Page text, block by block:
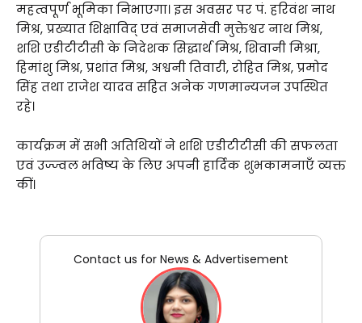
महत्वपूर्ण भूमिका निभाएगा। इस अवसर पर पं. हरिवंश नाथ
मिश्र, प्रख्यात शिक्षाविद् एवं समाजसेवी मुक्तेश्वर नाथ मिश्र,
शशि एडीटीटीसी के निदेशक सिद्धार्थ मिश्र, शिवानी मिश्रा,
हिमांशु मिश्र, प्रशांत मिश्र, अश्वनी तिवारी, रोहित मिश्र, प्रमोद
सिंह तथा राजेश यादव सहित अनेक गणमान्यजन उपस्थित
रहे।
कार्यक्रम में सभी अतिथियों ने शशि एडीटीटीसी की सफलता
एवं उज्ज्वल भविष्य के लिए अपनी हार्दिक शुभकामनाएँ व्यक्त
कीं।
Contact us for News & Advertisement